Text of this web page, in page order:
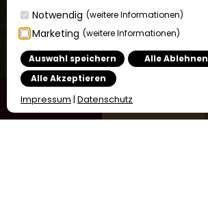
Notwendig (weitere Informationen)
Marketing (weitere Informationen)
Auswahl speichern
Alle Ablehnen
Alle Akzeptieren
Impressum | Datenschutz
2000